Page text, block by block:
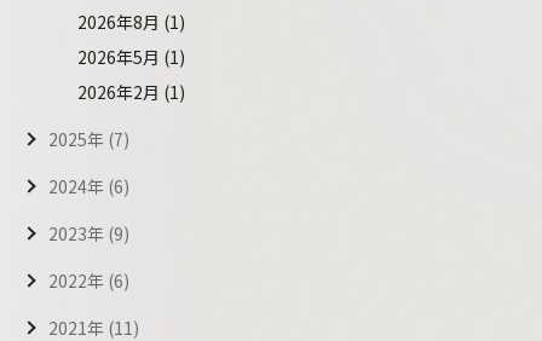
2026年8月 (1)
2026年5月 (1)
2026年2月 (1)
2025年 (7)
2024年 (6)
2023年 (9)
2022年 (6)
2021年 (11)